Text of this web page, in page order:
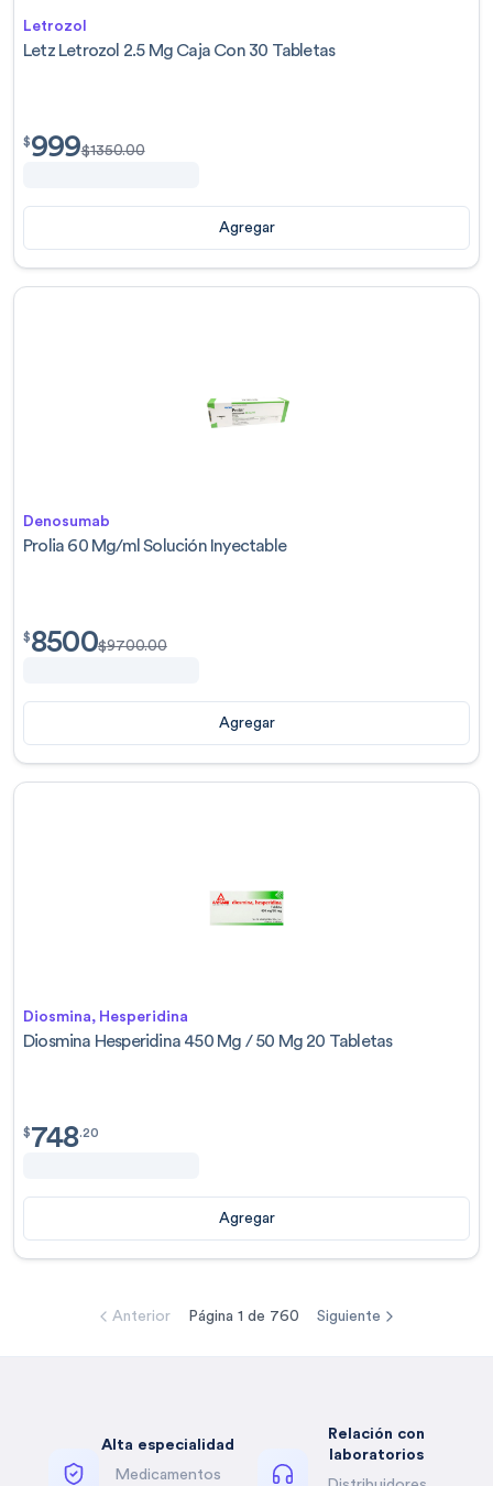
Letrozol
Letz Letrozol 2.5 Mg Caja Con 30 Tabletas
$999.00
$999$1350.00
Agregar
Denosumab
Prolia 60 Mg/ml Solución Inyectable
$8500.00
$8500$9700.00
Agregar
Diosmina, Hesperidina
Diosmina Hesperidina 450 Mg / 50 Mg 20 Tabletas
$748.20
$748.20
Agregar
Anterior Página 1 de 760 Siguiente
Alta especialidad
Medicamentos
Relación con
laboratorios